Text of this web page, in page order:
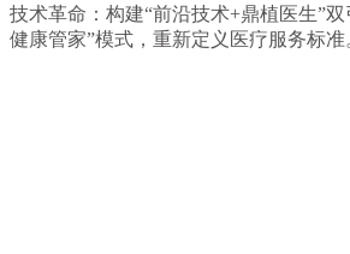
技术革命：构建“前沿技术+鼎植医生”
健康管家”模式，重新定义医疗服务标准